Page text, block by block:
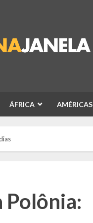
ÁFRICA AMÉRICAS
Polônia: